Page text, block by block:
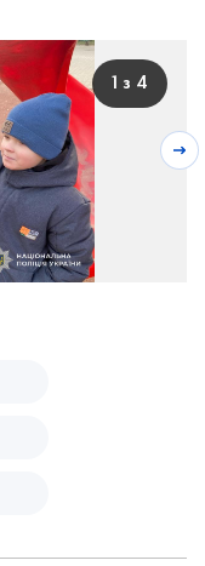
1 з 4